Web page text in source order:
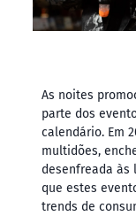
As noites
parte dos
calendário. Em
multidões,
desenfreada às
que estes
trends de